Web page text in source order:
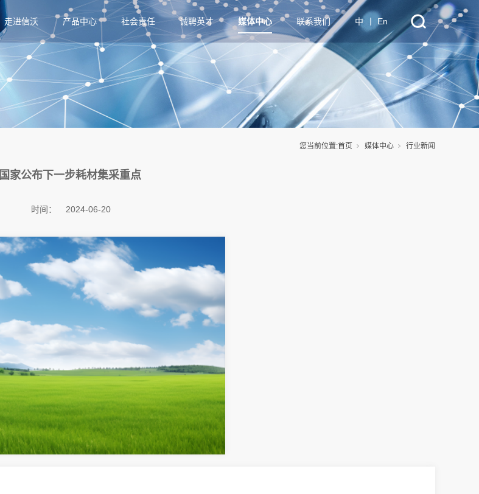
走进信沃 产品中心 社会责任 诚聘英才 媒体中心 联系我们 中 En
您当前位置:首页 媒体中心 行业新闻
国家公布下一步耗材集采重点
时间： 2024-06-20